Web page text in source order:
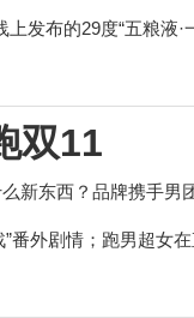
发布的29度“五粮液·
双11
新东西？品牌携手
番外剧情；跑男超女